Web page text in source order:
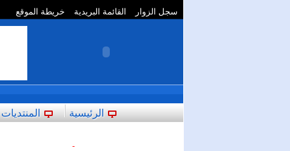
سجل الزوار القائمة البريدية خريطة الموقع
الرئيسية المنتديات
-